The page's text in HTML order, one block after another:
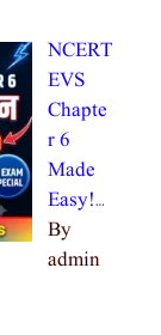
NCERT
EVS
Chapte
r 6
Made
Easy!…
By
admin